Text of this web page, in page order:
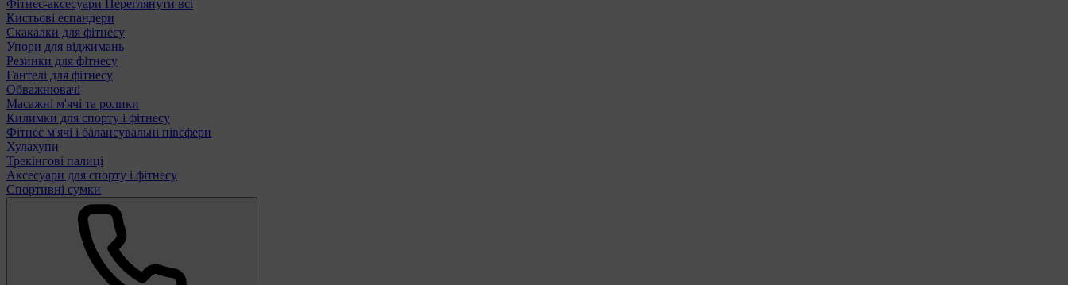
Фітнес-аксесуари
Переглянути всі
Кистьові еспандери
Скакалки для фітнесу
Упори для віджимань
Резинки для фітнесу
Гантелі для фітнесу
Обважнювачі
Масажні м'ячі та ролики
Килимки для спорту і фітнесу
Фітнес м'ячі і балансувальні півсфери
Хулахупи
Трекінгові палиці
Аксесуари для спорту і фітнесу
Спортивні сумки